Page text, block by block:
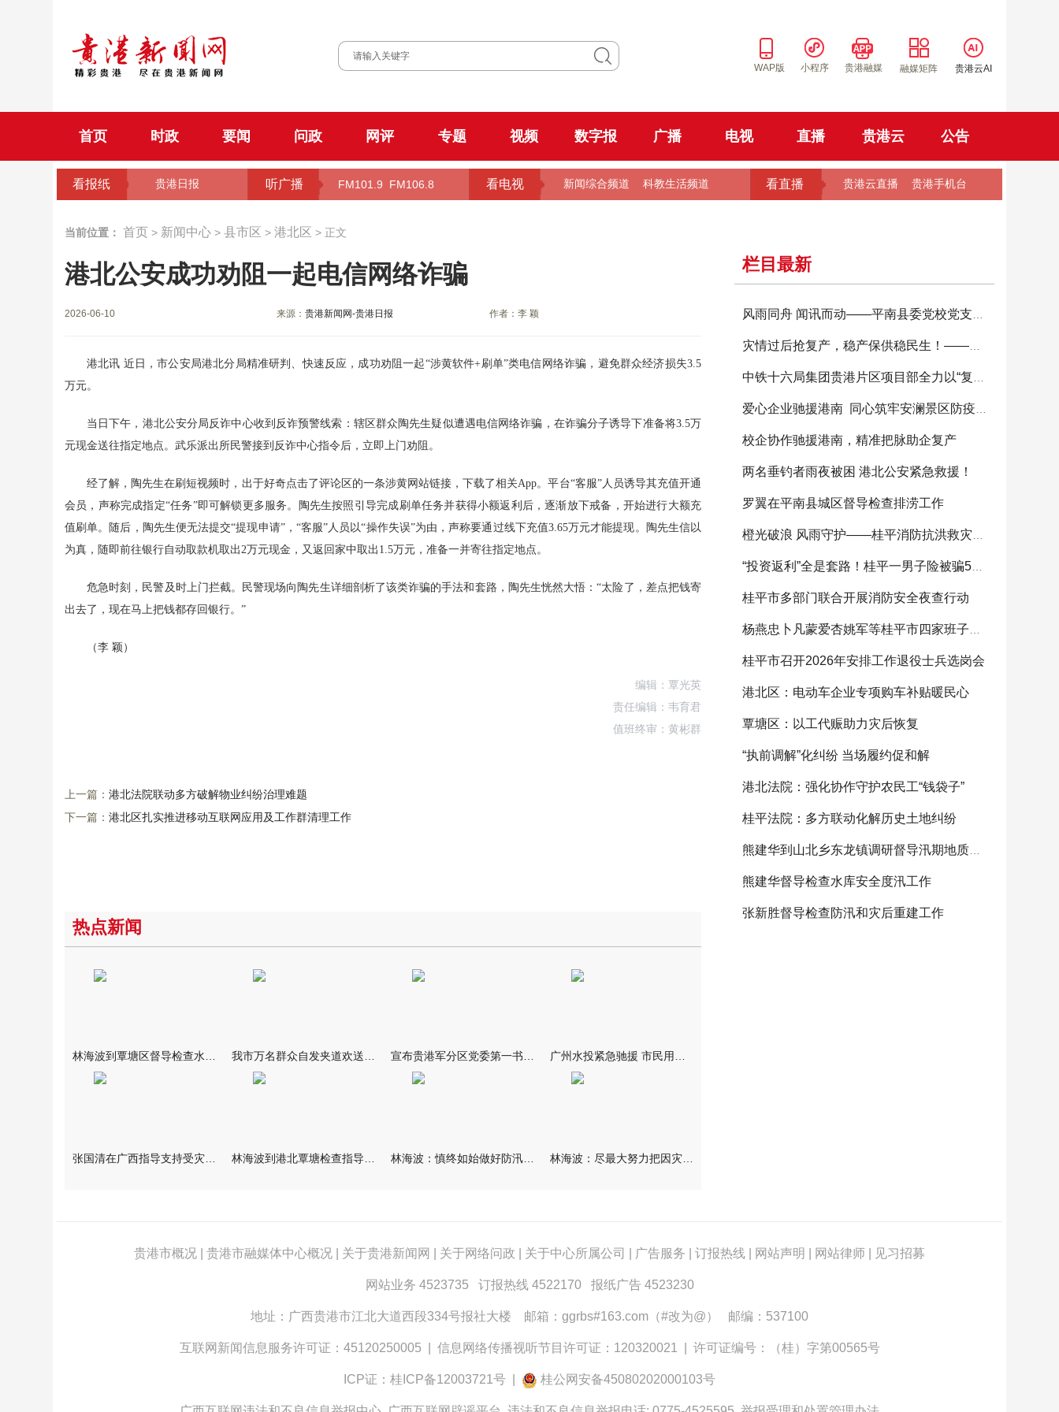
WAP版 小程序 贵港融媒 融媒矩阵 贵港云AI
首页 时政 要闻 问政 网评 专题 视频 数字报 广播 电视 直播 贵港云 公告
看报纸 贵港日报 听广播 FM101.9 FM106.8 看电视 新闻综合频道 科教生活频道 看直播 贵港云直播 贵港手机台
当前位置： 首页 > 新闻中心 > 县市区 > 港北区 > 正文
港北公安成功劝阻一起电信网络诈骗
2026-06-10 来源：贵港新闻网-贵港日报 作者：李 颖
港北讯 近日，市公安局港北分局精准研判、快速反应，成功劝阻一起“涉黄软件+刷单”类电信网络诈骗，避免群众经济损失3.5
万元。
当日下午，港北公安分局反诈中心收到反诈预警线索：辖区群众陶先生疑似遭遇电信网络诈骗，在诈骗分子诱导下准备将3.5万
元现金送往指定地点。武乐派出所民警接到反诈中心指令后，立即上门劝阻。
经了解，陶先生在刷短视频时，出于好奇点击了评论区的一条涉黄网站链接，下载了相关App。平台“客服”人员诱导其充值开通
会员，声称完成指定“任务”即可解锁更多服务。陶先生按照引导完成刷单任务并获得小额返利后，逐渐放下戒备，开始进行大额充
值刷单。随后，陶先生便无法提交“提现申请”，“客服”人员以“操作失误”为由，声称要通过线下充值3.65万元才能提现。陶先生信以
为真，随即前往银行自动取款机取出2万元现金，又返回家中取出1.5万元，准备一并寄往指定地点。
危急时刻，民警及时上门拦截。民警现场向陶先生详细剖析了该类诈骗的手法和套路，陶先生恍然大悟：“太险了，差点把钱寄
出去了，现在马上把钱都存回银行。”
（李 颖）
编辑：覃光英
责任编辑：韦育君
值班终审：黄彬群
上一篇： 港北法院联动多方破解物业纠纷治理难题
下一篇： 港北区扎实推进移动互联网应用及工作群清理工作
热点新闻
栏目最新
校企协作驰援港南，精准把脉助企复产
两名垂钓者雨夜被困 港北公安紧急救援！
罗翼在平南县城区督导检查排涝工作
桂平市多部门联合开展消防安全夜查行动
桂平市召开2026年安排工作退役士兵选岗会
港北区：电动车企业专项购车补贴暖民心
覃塘区：以工代赈助力灾后恢复
“执前调解”化纠纷 当场履约促和解
港北法院：强化协作守护农民工“钱袋子”
桂平法院：多方联动化解历史土地纠纷
熊建华督导检查水库安全度汛工作
张新胜督导检查防汛和灾后重建工作
贵港市概况 贵港市融媒体中心概况 关于贵港新闻网 关于网络问政 关于中心所属公司 广告服务 订报热线 网站声明 网站律师 见习招募
网站业务 4523735 订报热线 4522170 报纸广告 4523230
地址：广西贵港市江北大道西段334号报社大楼 邮箱：ggrbs#163.com（#改为@） 邮编：537100
互联网新闻信息服务许可证：45120250005 信息网络传播视听节目许可证：120320021 许可证编号：（桂）字第00565号
ICP证：桂ICP备12003721号 桂公网安备45080202000103号